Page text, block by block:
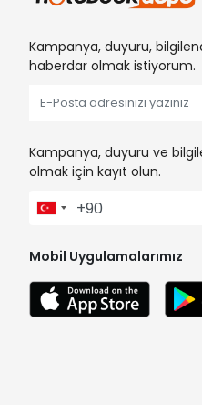
Kampanya, duyuru,
haberdar olmak istiyorum.
Kampanya, duyuru ve
olmak için kayıt olun.
Mobil Uygulamalarımız